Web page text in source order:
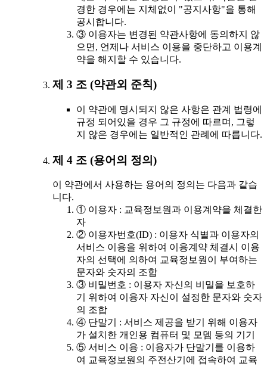
경한 경우에는 지체없이 "공지사항"을 통해
공시합니다.
③ 이용자는 변경된 약관사항에 동의하지 않
으면, 언제나 서비스 이용을 중단하고 이용계
약을 해지할 수 있습니다.
제 3 조 (약관외 준칙)
이 약관에 명시되지 않은 사항은 관계 법령에
규정 되어있을 경우 그 규정에 따르며, 그렇
지 않은 경우에는 일반적인 관례에 따릅니다.
제 4 조 (용어의 정의)
이 약관에서 사용하는 용어의 정의는 다음과 같습
니다.
① 이용자 : 교육정보원과 이용계약을 체결한
자
② 이용자번호(ID) : 이용자 식별과 이용자의
서비스 이용을 위하여 이용계약 체결시 이용
자의 선택에 의하여 교육정보원이 부여하는
문자와 숫자의 조합
③ 비밀번호 : 이용자 자신의 비밀을 보호하
기 위하여 이용자 자신이 설정한 문자와 숫자
의 조합
④ 단말기 : 서비스 제공을 받기 위해 이용자
가 설치한 개인용 컴퓨터 및 모뎀 등의 기기
⑤ 서비스 이용 : 이용자가 단말기를 이용하
여 교육정보원의 주전산기에 접속하여 교육